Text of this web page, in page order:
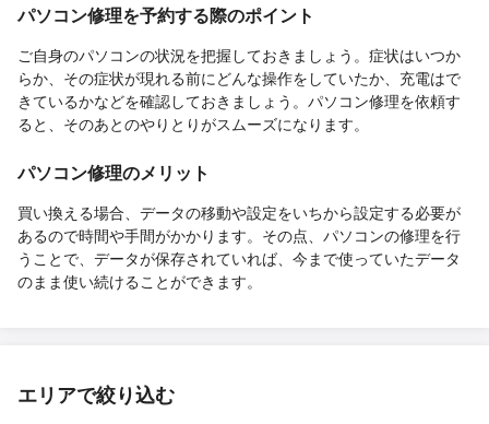
パソコン修理を予約する際のポイント
ご自身のパソコンの状況を把握しておきましょう。症状はいつか
らか、その症状が現れる前にどんな操作をしていたか、充電はで
きているかなどを確認しておきましょう。パソコン修理を依頼す
ると、そのあとのやりとりがスムーズになります。
パソコン修理のメリット
買い換える場合、データの移動や設定をいちから設定する必要が
あるので時間や手間がかかります。その点、パソコンの修理を行
うことで、データが保存されていれば、今まで使っていたデータ
のまま使い続けることができます。
エリアで絞り込む